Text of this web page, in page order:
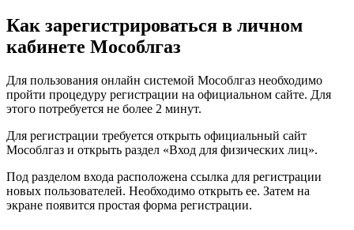
Как зарегистрироваться в личном
кабинете Мособлгаз
Для пользования онлайн системой Мособлгаз необходимо
пройти процедуру регистрации на официальном сайте. Для
этого потребуется не более 2 минут.
Для регистрации требуется открыть официальный сайт
Мособлгаз и открыть раздел «Вход для физических лиц».
Под разделом входа расположена ссылка для регистрации
новых пользователей. Необходимо открыть ее. Затем на
экране появится простая форма регистрации.